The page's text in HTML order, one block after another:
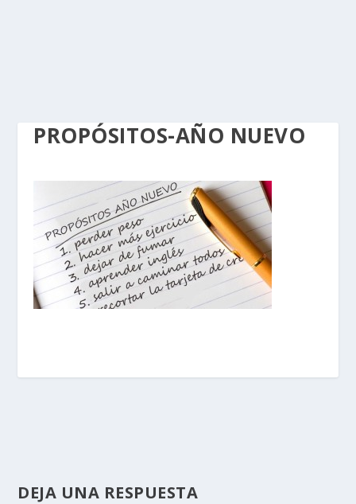
PROPÓSITOS-AÑO NUEVO
DEJA UNA RESPUESTA